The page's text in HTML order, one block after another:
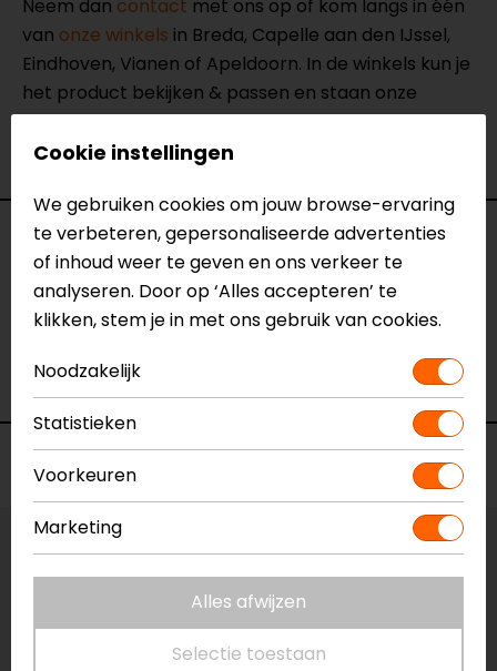
Neem dan contact met ons op of kom langs in één
van onze winkels in Breda, Capelle aan den IJssel,
Eindhoven, Vianen of Apeldoorn. In de winkels kun je
het product bekijken & passen en staan onze
verkoopmedewerkers voor je klaar met advies.
Bekijk onze anderetelefoonhoesjes.
Specificaties
Naam
Galaxy S26+ MAG Phone Case
Model
158299
Kleur
Zwart
Voorraad
Vestiging Apeldoorn
Gemiddelde voorraad
Beperkte voorraad
Cookie instellingen
We gebruiken cookies om jouw browse-ervaring
te verbeteren, gepersonaliseerde advertenties
of inhoud weer te geven en ons verkeer te
analyseren. Door op ‘Alles accepteren’ te
klikken, stem je in met ons gebruik van cookies.
Noodzakelijk
Statistieken
Voorkeuren
Marketing
Alles afwijzen
Selectie toestaan